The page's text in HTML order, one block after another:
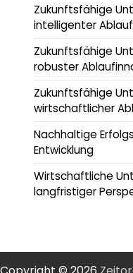
Zukunftsfähige
intelligenter
Zukunftsfähige
robuster
Zukunftsfähige
wirtschaftlicher
Nachhaltige
Entwicklung
Wirtschaftliche
langfristiger